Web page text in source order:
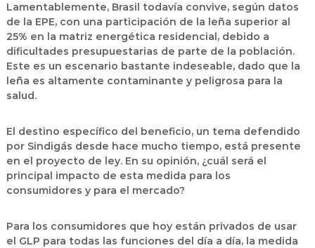
Lamentablemente, Brasil todavía convive, según datos
de la EPE, con una participación de la leña superior al
25% en la matriz energética residencial, debido a
dificultades presupuestarias de parte de la población.
Este es un escenario bastante indeseable, dado que la
leña es altamente contaminante y peligrosa para la
salud.
El destino específico del beneficio, un tema defendido
por Sindigás desde hace mucho tiempo, está presente
en el proyecto de ley. En su opinión, ¿cuál será el
principal impacto de esta medida para los
consumidores y para el mercado?
Para los consumidores que hoy están privados de usar
el GLP para todas las funciones del día a día, la medida